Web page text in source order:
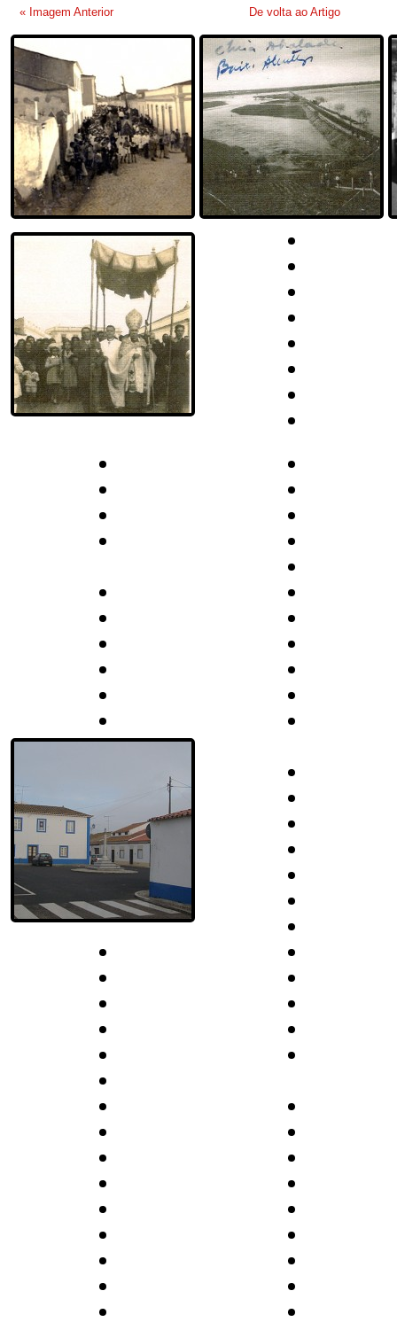
« Imagem Anterior De volta ao Artigo